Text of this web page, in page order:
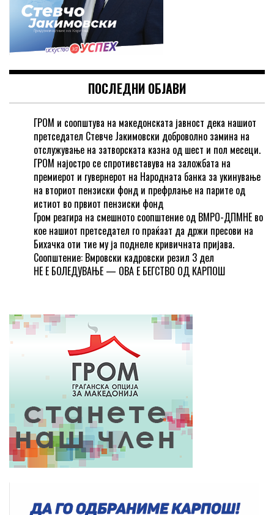
ПОСЛЕДНИ ОБЈАВИ
ГРОМ и соопштува на македонската јавност дека нашиот
претседател Стевче Јакимовски доброволно замина на
отслужување на затворската казна од шест и пол месеци.
ГРОМ најостро се спротивставува на заложбата на
премиерот и гувернерот на Народната банка за укинување
на вториот пензиски фонд и префрлање на парите од
истиот во првиот пензиски фонд
Гром реагира на смешното соопштение од ВМРО-ДПМНЕ во
кое нашиот претседател го праќаат да држи пресови на
Бихачка оти тие му ја поднеле кривичната пријава.
Соопштение: Вмровски кадровски резил 3 дел
НЕ Е БОЛЕДУВАЊЕ — ОВА Е БЕГСТВО ОД КАРПОШ